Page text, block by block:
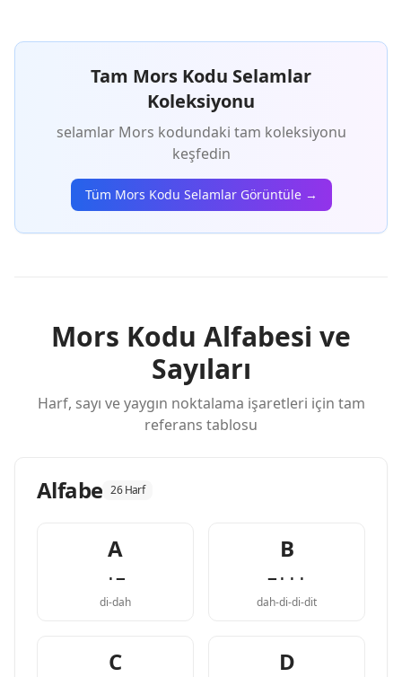
Tam Mors Kodu Selamlar
Koleksiyonu
selamlar Mors kodundaki tam koleksiyonu
keşfedin
Tüm Mors Kodu Selamlar Görüntüle →
Mors Kodu Alfabesi ve
Sayıları
Harf, sayı ve yaygın noktalama işaretleri için tam
referans tablosu
Alfabe 26 Harf
A
·−
di-dah
B
−···
dah-di-di-dit
C D